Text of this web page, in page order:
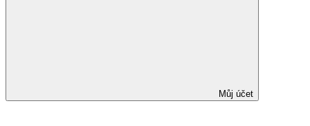
Můj účet